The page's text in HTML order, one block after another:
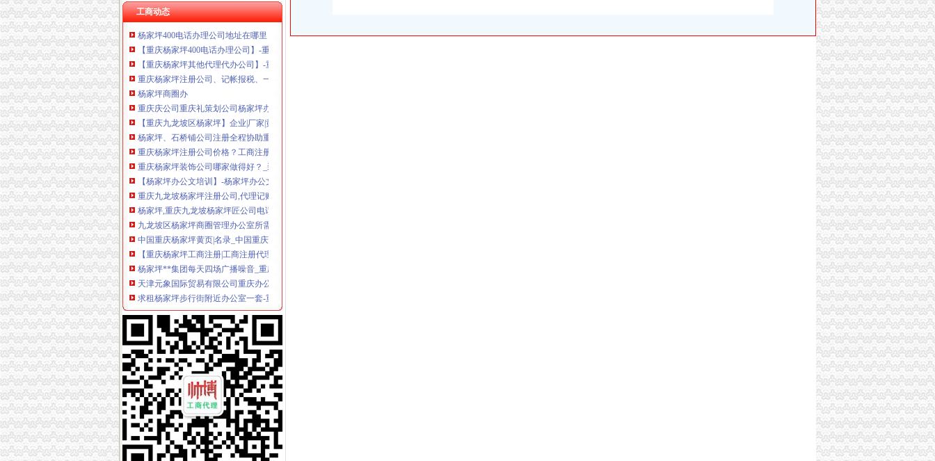
工商动态
【58同城】杨家坪办公室设计_办公室装修公司_办公室装修价格
杨家坪400电话办理公司地址在哪里？_【网络服务】
【重庆杨家坪400电话办理公司】-重庆赶集网
【重庆杨家坪其他代理代办公司】-重庆赶集网
重庆杨家坪注册公司、记帐报税、一般纳税人申请等服务重庆工商年检
杨家坪商圈办
重庆庆公司重庆礼策划公司杨家坪办一个中档消费的庆大概
【重庆九龙坡区杨家坪】企业|厂家|黄页|名录_顺企网
杨家坪、石桥铺公司注册全程协助重庆公司注册今题网
重庆杨家坪注册公司价格？工商注册-商务服务-水母网
重庆杨家坪装饰公司哪家做得好？_装修公司装修|一起网装修
【杨家坪办公文培训】-杨家坪办公文培训价格|批发-杨家坪办公文
重庆九龙坡杨家坪注册公司,代理记账200月_志趣网
杨家坪,重庆九龙坡杨家坪匠公司电话是多少？-重庆社区
九龙坡区杨家坪商圈管理办公室所需办公设备招标公告-中国采招网
中国重庆杨家坪黄页|名录_中国重庆杨家坪公司|厂家-八方资源重庆黄页
【重庆杨家坪工商注册|工商注册代理|工商注册代办】-重庆赶集网
杨家坪**集团每天四场广播噪音_重庆市公开信箱
天津元象国际贸易有限公司重庆办公司介绍联系人谭琼重庆市九龙坡
求租杨家坪步行街附近办公室一套-重庆社区
【58同城】重庆九龙坡杨家坪工商注册_公司注册代理_代办注册公司价
九龙坡区杨家坪商圈理办公室办公设备询价采购（13A0048）采购结
杨家坪建设广场带家具办公室出租-江北房屋求租|重庆酷易搜
【58同城】重庆九龙坡杨家坪工商年检_工商营业执照年检
杨家坪惊现“小面公司”工商：小店大招牌违法_新浪重庆新闻_新浪
杨家坪搬家公司哪家收费便宜？
重庆庆公司,重庆杨家坪庆,重庆好的庆公司,重庆求,
杨家坪单位地毯清洗办公室玻璃清洗杨家坪清洗公司_志趣网
杨家坪社保办理】价格,厂家,图片,保险,智通人才连股份有限
公司不办了、三把椅子共55元,单把25元,东西在杨家坪-重庆社区
重庆办公室内勤人员招聘_重庆融消防设备有限公司招聘办公室内勤
重庆九龙坡杨家坪有哪些装修公司-家居装修-房天下问答